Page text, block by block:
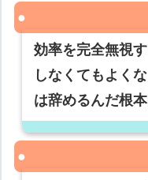
効率を完全無視
しなくてもよく
は辞めるんだ根